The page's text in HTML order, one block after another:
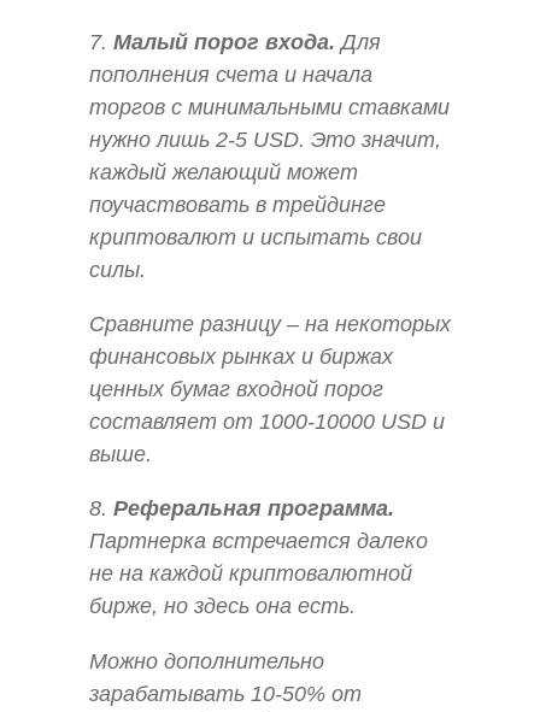
7. Малый порог входа. Для
пополнения счета и начала
торгов с минимальными ставками
нужно лишь 2-5 USD. Это значит,
каждый желающий может
поучаствовать в трейдинге
криптовалют и испытать свои
силы.
Сравните разницу – на некоторых
финансовых рынках и биржах
ценных бумаг входной порог
составляет от 1000-10000 USD и
выше.
8. Реферальная программа.
Партнерка встречается далеко
не на каждой криптовалютной
бирже, но здесь она есть.
Можно дополнительно
зарабатывать 10-50% от